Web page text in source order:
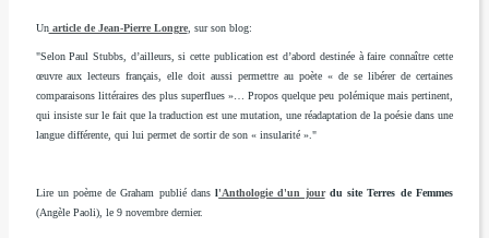
Unarticle de Jean-Pierre Longre, sur son blog:
"Selon Paul Stubbs, d’ailleurs, si cette publication est d’abord destinée à faire connaître cette
œuvre aux lecteurs français, elle doit aussi permettre au poète « de se libérer de certaines
comparaisons littéraires des plus superflues »… Propos quelque peu polémique mais pertinent,
qui insiste sur le fait que la traduction est une mutation, une réadaptation de la poésie dans une
langue différente, qui lui permet de sortir de son « insularité »."
Lire un poème de Graham publié dansl'Anthologie d'un jourdu site Terres de Femmes
(Angèle Paoli), le 9 novembre dernier.